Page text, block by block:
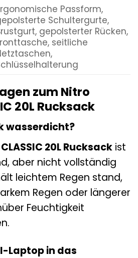
Passform,
Schultergurte,
gepolsterter Rücken,
seitliche
zum Nitro
20L Rucksack
wasserdicht?
20L Rucksack ist
aber nicht vollständig
leichtem Regen stand,
Regen oder längerer
Feuchtigkeit
Laptop in das